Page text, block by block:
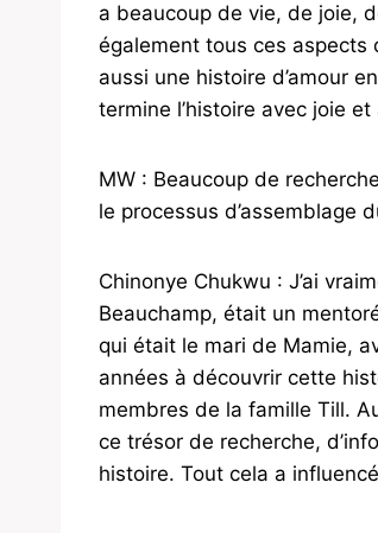
a beaucoup de vie, de joie,
également tous ces aspects
aussi une histoire d’amour
termine l’histoire avec joie et
MW : Beaucoup de
le processus d’assemblage
Chinonye Chukwu : J’ai
Beauchamp, était un
qui était le mari de Mamie,
années à découvrir cette
membres de la famille Till.
ce trésor de recherche,
histoire. Tout cela a